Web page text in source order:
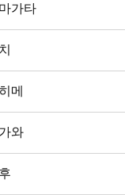
가타
메
와